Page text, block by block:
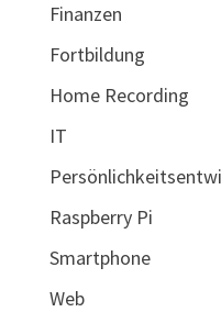
Finanzen
Fortbildung
Home Recording
IT
Raspberry Pi
Smartphone
Web